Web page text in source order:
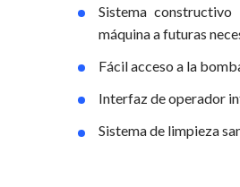
Sistema
máquina a futuras
Fácil acceso a la
Interfaz de operador
Sistema de limpieza